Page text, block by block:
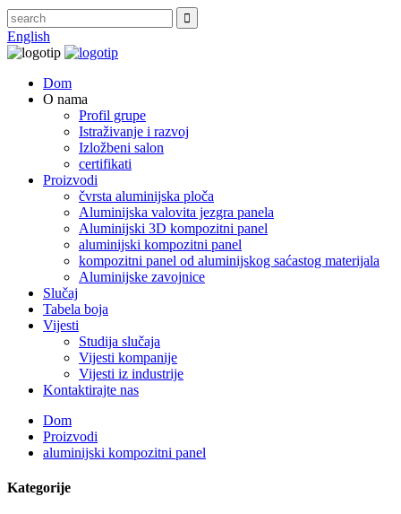
English
Dom
O nama
Profil grupe
Istraživanje i razvoj
Izložbeni salon
certifikati
Proizvodi
čvrsta aluminijska ploča
Aluminijska valovita jezgra panela
Aluminijski 3D kompozitni panel
aluminijski kompozitni panel
kompozitni panel od aluminijskog saćastog materijala
Aluminijske zavojnice
Slučaj
Tabela boja
Vijesti
Studija slučaja
Vijesti kompanije
Vijesti iz industrije
Kontaktirajte nas
Dom
Proizvodi
aluminijski kompozitni panel
Kategorije